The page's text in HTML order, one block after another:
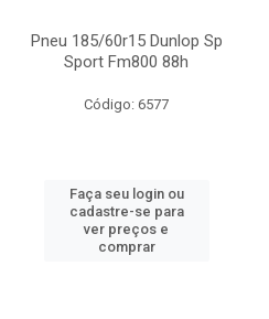
Pneu 185/60r15 Dunlop Sp
Sport Fm800 88h
Código: 6577
Faça seu login ou
cadastre-se para
ver preços e
comprar